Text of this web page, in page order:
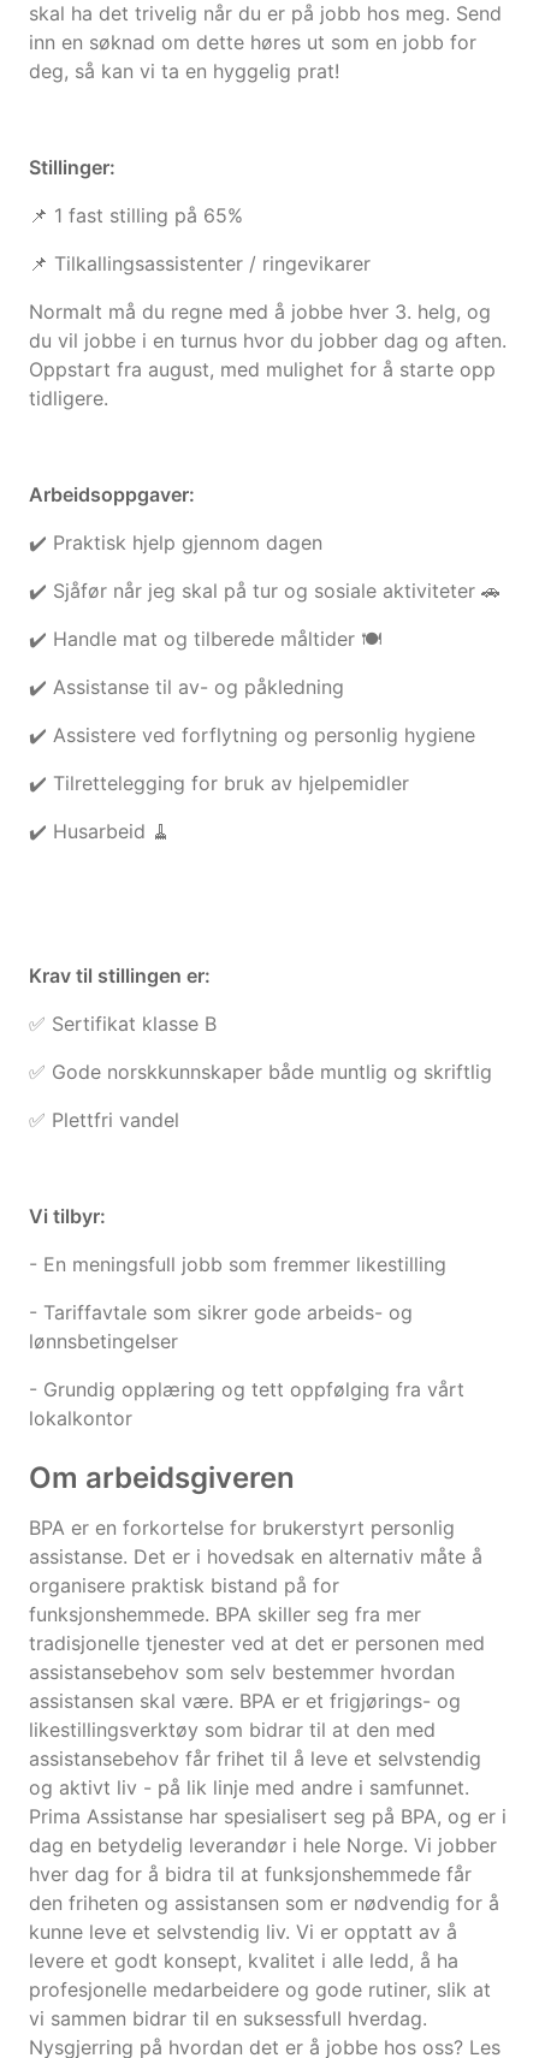
skal ha det trivelig når du er på jobb hos meg. Send
inn en søknad om dette høres ut som en jobb for
deg, så kan vi ta en hyggelig prat!
Stillinger:
📌 1 fast stilling på 65%
📌 Tilkallingsassistenter / ringevikarer
Normalt må du regne med å jobbe hver 3. helg, og
du vil jobbe i en turnus hvor du jobber dag og aften.
Oppstart fra august, med mulighet for å starte opp
tidligere.
Arbeidsoppgaver:
✔️ Praktisk hjelp gjennom dagen
✔️ Sjåfør når jeg skal på tur og sosiale aktiviteter 🚗
✔️ Handle mat og tilberede måltider 🍽️
✔️ Assistanse til av- og påkledning
✔️ Assistere ved forflytning og personlig hygiene
✔️ Tilrettelegging for bruk av hjelpemidler
✔️ Husarbeid 🧹
Krav til stillingen er:
✅ Sertifikat klasse B
✅ Gode norskkunnskaper både muntlig og skriftlig
✅ Plettfri vandel
Vi tilbyr:
- En meningsfull jobb som fremmer likestilling
- Tariffavtale som sikrer gode arbeids- og
lønnsbetingelser
- Grundig opplæring og tett oppfølging fra vårt
lokalkontor
Om arbeidsgiveren
BPA er en forkortelse for brukerstyrt personlig
assistanse. Det er i hovedsak en alternativ måte å
organisere praktisk bistand på for
funksjonshemmede. BPA skiller seg fra mer
tradisjonelle tjenester ved at det er personen med
assistansebehov som selv bestemmer hvordan
assistansen skal være. BPA er et frigjørings- og
likestillingsverktøy som bidrar til at den med
assistansebehov får frihet til å leve et selvstendig
og aktivt liv - på lik linje med andre i samfunnet.
Prima Assistanse har spesialisert seg på BPA, og er i
dag en betydelig leverandør i hele Norge. Vi jobber
hver dag for å bidra til at funksjonshemmede får
den friheten og assistansen som er nødvendig for å
kunne leve et selvstendig liv. Vi er opptatt av å
levere et godt konsept, kvalitet i alle ledd, å ha
profesjonelle medarbeidere og gode rutiner, slik at
vi sammen bidrar til en suksessfull hverdag.
Nysgjerring på hvordan det er å jobbe hos oss? Les